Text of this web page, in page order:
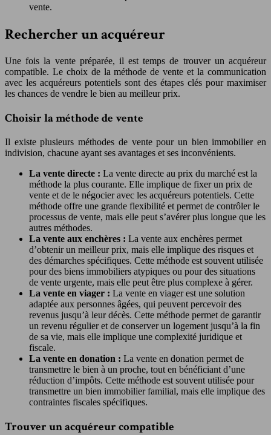
vente.
Rechercher un acquéreur
Une fois la vente préparée, il est temps de trouver un acquéreur
compatible. Le choix de la méthode de vente et la communication
avec les acquéreurs potentiels sont des étapes clés pour maximiser
les chances de vendre le bien au meilleur prix.
Choisir la méthode de vente
Il existe plusieurs méthodes de vente pour un bien immobilier en
indivision, chacune ayant ses avantages et ses inconvénients.
La vente directe : La vente directe au prix du marché est la
méthode la plus courante. Elle implique de fixer un prix de
vente et de le négocier avec les acquéreurs potentiels. Cette
méthode offre une grande flexibilité et permet de contrôler le
processus de vente, mais elle peut s’avérer plus longue que les
autres méthodes.
La vente aux enchères : La vente aux enchères permet
d’obtenir un meilleur prix, mais elle implique des risques et
des démarches spécifiques. Cette méthode est souvent utilisée
pour des biens immobiliers atypiques ou pour des situations
de vente urgente, mais elle peut être plus complexe à gérer.
La vente en viager : La vente en viager est une solution
adaptée aux personnes âgées, qui peuvent percevoir des
revenus jusqu’à leur décès. Cette méthode permet de garantir
un revenu régulier et de conserver un logement jusqu’à la fin
de sa vie, mais elle implique une complexité juridique et
fiscale.
La vente en donation : La vente en donation permet de
transmettre le bien à un proche, tout en bénéficiant d’une
réduction d’impôts. Cette méthode est souvent utilisée pour
transmettre un bien immobilier familial, mais elle implique des
contraintes fiscales spécifiques.
Trouver un acquéreur compatible